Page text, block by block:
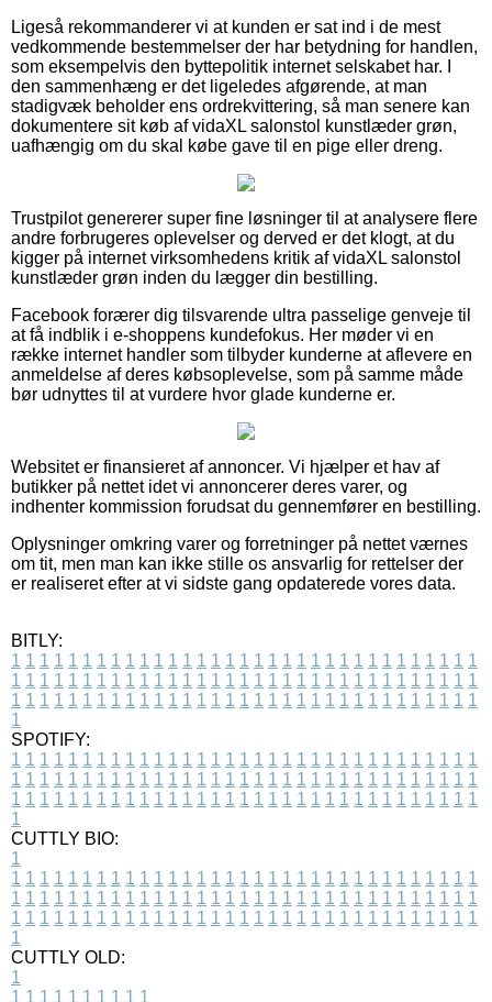
Ligeså rekommanderer vi at kunden er sat ind i de mest
vedkommende bestemmelser der har betydning for handlen,
som eksempelvis den byttepolitik internet selskabet har. I
den sammenhæng er det ligeledes afgørende, at man
stadigvæk beholder ens ordrekvittering, så man senere kan
dokumentere sit køb af vidaXL salonstol kunstlæder grøn,
uafhængig om du skal købe gave til en pige eller dreng.
Trustpilot genererer super fine løsninger til at analysere flere
andre forbrugeres oplevelser og derved er det klogt, at du
kigger på internet virksomhedens kritik af vidaXL salonstol
kunstlæder grøn inden du lægger din bestilling.
Facebook forærer dig tilsvarende ultra passelige genveje til
at få indblik i e-shoppens kundefokus. Her møder vi en
række internet handler som tilbyder kunderne at aflevere en
anmeldelse af deres købsoplevelse, som på samme måde
bør udnyttes til at vurdere hvor glade kunderne er.
Websitet er finansieret af annoncer. Vi hjælper et hav af
butikker på nettet idet vi annoncerer deres varer, og
indhenter kommission forudsat du gennemfører en bestilling.
Oplysninger omkring varer og forretninger på nettet værnes
om tit, men man kan ikke stille os ansvarlig for rettelser der
er realiseret efter at vi sidste gang opdaterede vores data.
BITLY:
1 1 1 1 1 1 1 1 1 1 1 1 1 1 1 1 1 1 1 1 1 1 1 1 1 1 1 1 1 1 1 1 1
1 1 1 1 1 1 1 1 1 1 1 1 1 1 1 1 1 1 1 1 1 1 1 1 1 1 1 1 1 1 1 1 1
1 1 1 1 1 1 1 1 1 1 1 1 1 1 1 1 1 1 1 1 1 1 1 1 1 1 1 1 1 1 1 1 1
1
SPOTIFY:
1 1 1 1 1 1 1 1 1 1 1 1 1 1 1 1 1 1 1 1 1 1 1 1 1 1 1 1 1 1 1 1 1
1 1 1 1 1 1 1 1 1 1 1 1 1 1 1 1 1 1 1 1 1 1 1 1 1 1 1 1 1 1 1 1 1
1 1 1 1 1 1 1 1 1 1 1 1 1 1 1 1 1 1 1 1 1 1 1 1 1 1 1 1 1 1 1 1 1
1
CUTTLY BIO:
1
1 1 1 1 1 1 1 1 1 1 1 1 1 1 1 1 1 1 1 1 1 1 1 1 1 1 1 1 1 1 1 1 1
1 1 1 1 1 1 1 1 1 1 1 1 1 1 1 1 1 1 1 1 1 1 1 1 1 1 1 1 1 1 1 1 1
1 1 1 1 1 1 1 1 1 1 1 1 1 1 1 1 1 1 1 1 1 1 1 1 1 1 1 1 1 1 1 1 1
1
CUTTLY OLD:
1
1 1 1 1 1 1 1 1 1 1